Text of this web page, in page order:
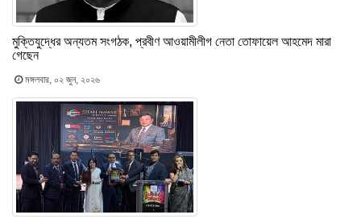
মুক্তিযুদ্ধের অন্যতম সংগঠক, প্রবীণ আওয়ামীলীগ নেতা তোফায়েল আহমেদ মারা
গেছেন
মঙ্গলবার, ০২ জুন, ২০২৬